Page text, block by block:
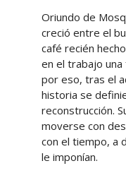
Oriundo de
creció entre el
café recién
en el trabajo una
por eso, tras el
historia se
reconstrucción.
moverse con
con el tiempo, a
le imponían.